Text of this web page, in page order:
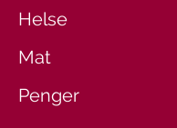
Helse
Mat
Penger